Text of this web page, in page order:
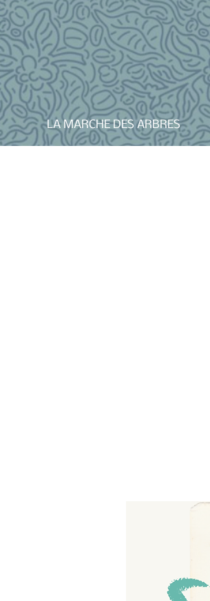
LA MARCHE DES ARBRES